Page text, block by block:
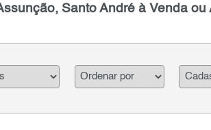
Santo André à Venda